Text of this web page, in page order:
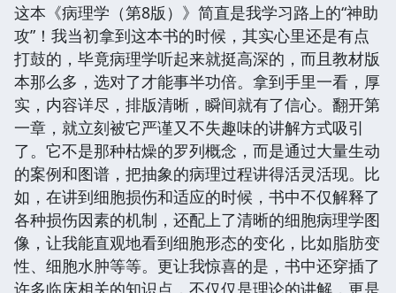
这本《病理学（第8版）》简直是我学习路上的“神助
攻”！我当初拿到这本书的时候，其实心里还是有点
打鼓的，毕竟病理学听起来就挺高深的，而且教材版
本那么多，选对了才能事半功倍。拿到手里一看，厚
实，内容详尽，排版清晰，瞬间就有了信心。翻开第
一章，就立刻被它严谨又不失趣味的讲解方式吸引
了。它不是那种枯燥的罗列概念，而是通过大量生动
的案例和图谱，把抽象的病理过程讲得活灵活现。比
如，在讲到细胞损伤和适应的时候，书中不仅解释了
各种损伤因素的机制，还配上了清晰的细胞病理学图
像，让我能直观地看到细胞形态的变化，比如脂肪变
性、细胞水肿等等。更让我惊喜的是，书中还穿插了
许多临床相关的知识点，不仅仅是理论的讲解，更是